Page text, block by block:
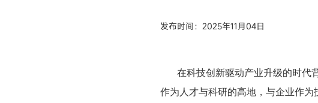
发布时间：2025年11月04日
在科技创新驱动产业升级的时代
作为人才与科研的高地，与企业作